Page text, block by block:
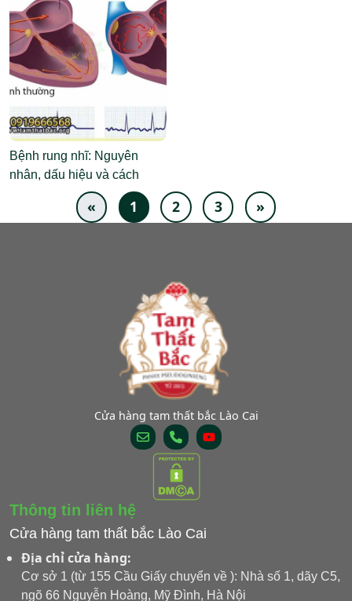
Bệnh rung nhĩ: Nguyên
nhân, dấu hiệu và cách
« 1 2 3 »
Cửa hàng tam thất bắc Lào Cai
Thông tin liên hệ
Cửa hàng tam thất bắc Lào Cai
Địa chỉ cửa hàng:
Cơ sở 1 (từ 155 Cầu Giấy chuyển về ): Nhà số 1, dãy C5,
ngõ 66 Nguyễn Hoàng, Mỹ Đình, Hà Nội